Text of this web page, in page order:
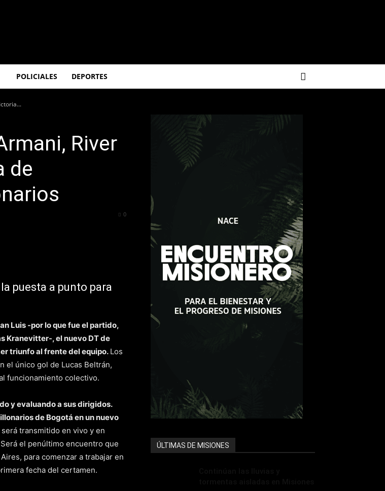
POLICIALES DEPORTES
River
de
0
puesta a punto para
Luis -por lo que fue el partido,
Kranevitter-, el nuevo DT de
triunfo al frente del equipo. Los
el único gol de Lucas Beltrán,
funcionamiento colectivo.
y evaluando a sus dirigidos.
de Bogotá en un nuevo
transmitido en vivo y en
el penúltimo encuentro que
para comenzar a trabajar en
fecha del certamen.
ÚLTIMAS DE MISIONES